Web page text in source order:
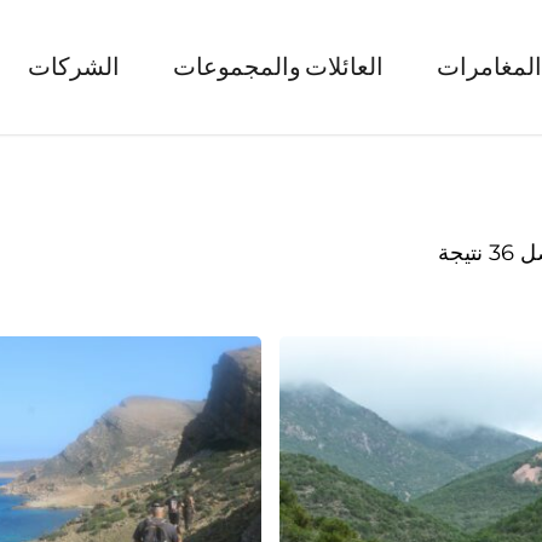
المغامرات العائلات والمجموعات الشركات